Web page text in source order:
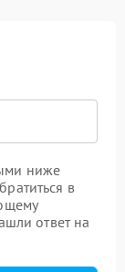
ниже
в
ответ на